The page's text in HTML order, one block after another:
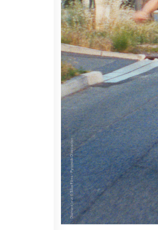
Étudier en France
Doubles diplômes
Soutien à la recherche et
l'innovation
YEP - Young Entrepreneurs
Programme
QUI SOMMES-NOUS ?
Contacts
Organigramme
Emplois/stages
Marchés Publics
NOS MÉCÈNES
Le operazioni
Come sostenere
I Vantaggi
I nostri luoghi
I contatti
I nostri sostenitori